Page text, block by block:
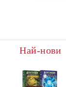
Най-нови